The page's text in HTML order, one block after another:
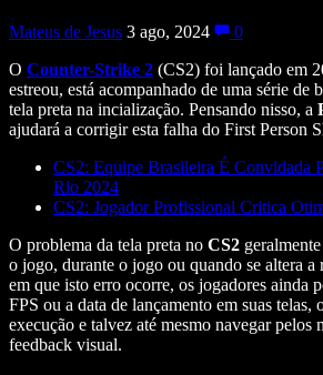
Mateus de Jesus 3 ago, 2024
0
O Counter-Strike 2 (CS2) foi lançado em
estreou, está acompanhado de uma série de
tela preta na incialização. Pensando nisso, a
ajudará a corrigir esta falha do First Person
CS2: Equipe Brasileira É Convidada
Rio 2024
CS2: Jogador Profissional Critica
O problema da tela preta no CS2
o jogo, durante o jogo ou quando se altera a
em que isto erro ocorre, os jogadores ainda
FPS ou a data de lançamento em suas
execução e talvez até mesmo navegar pelos
feedback visual.